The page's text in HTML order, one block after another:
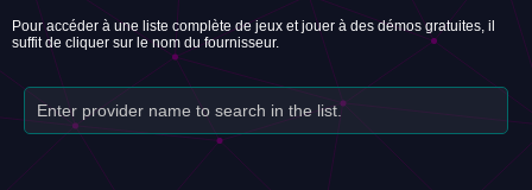
Pour accéder à une liste complète de jeux et jouer à des démos gratuites, il
suffit de cliquer sur le nom du fournisseur.